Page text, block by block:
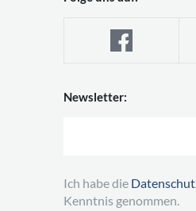
Newsletter:
Ich habe die
Kenntnis genommen.